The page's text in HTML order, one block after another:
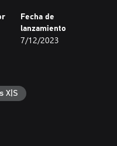
Fecha de
lanzamiento
7/12/2023
X|S